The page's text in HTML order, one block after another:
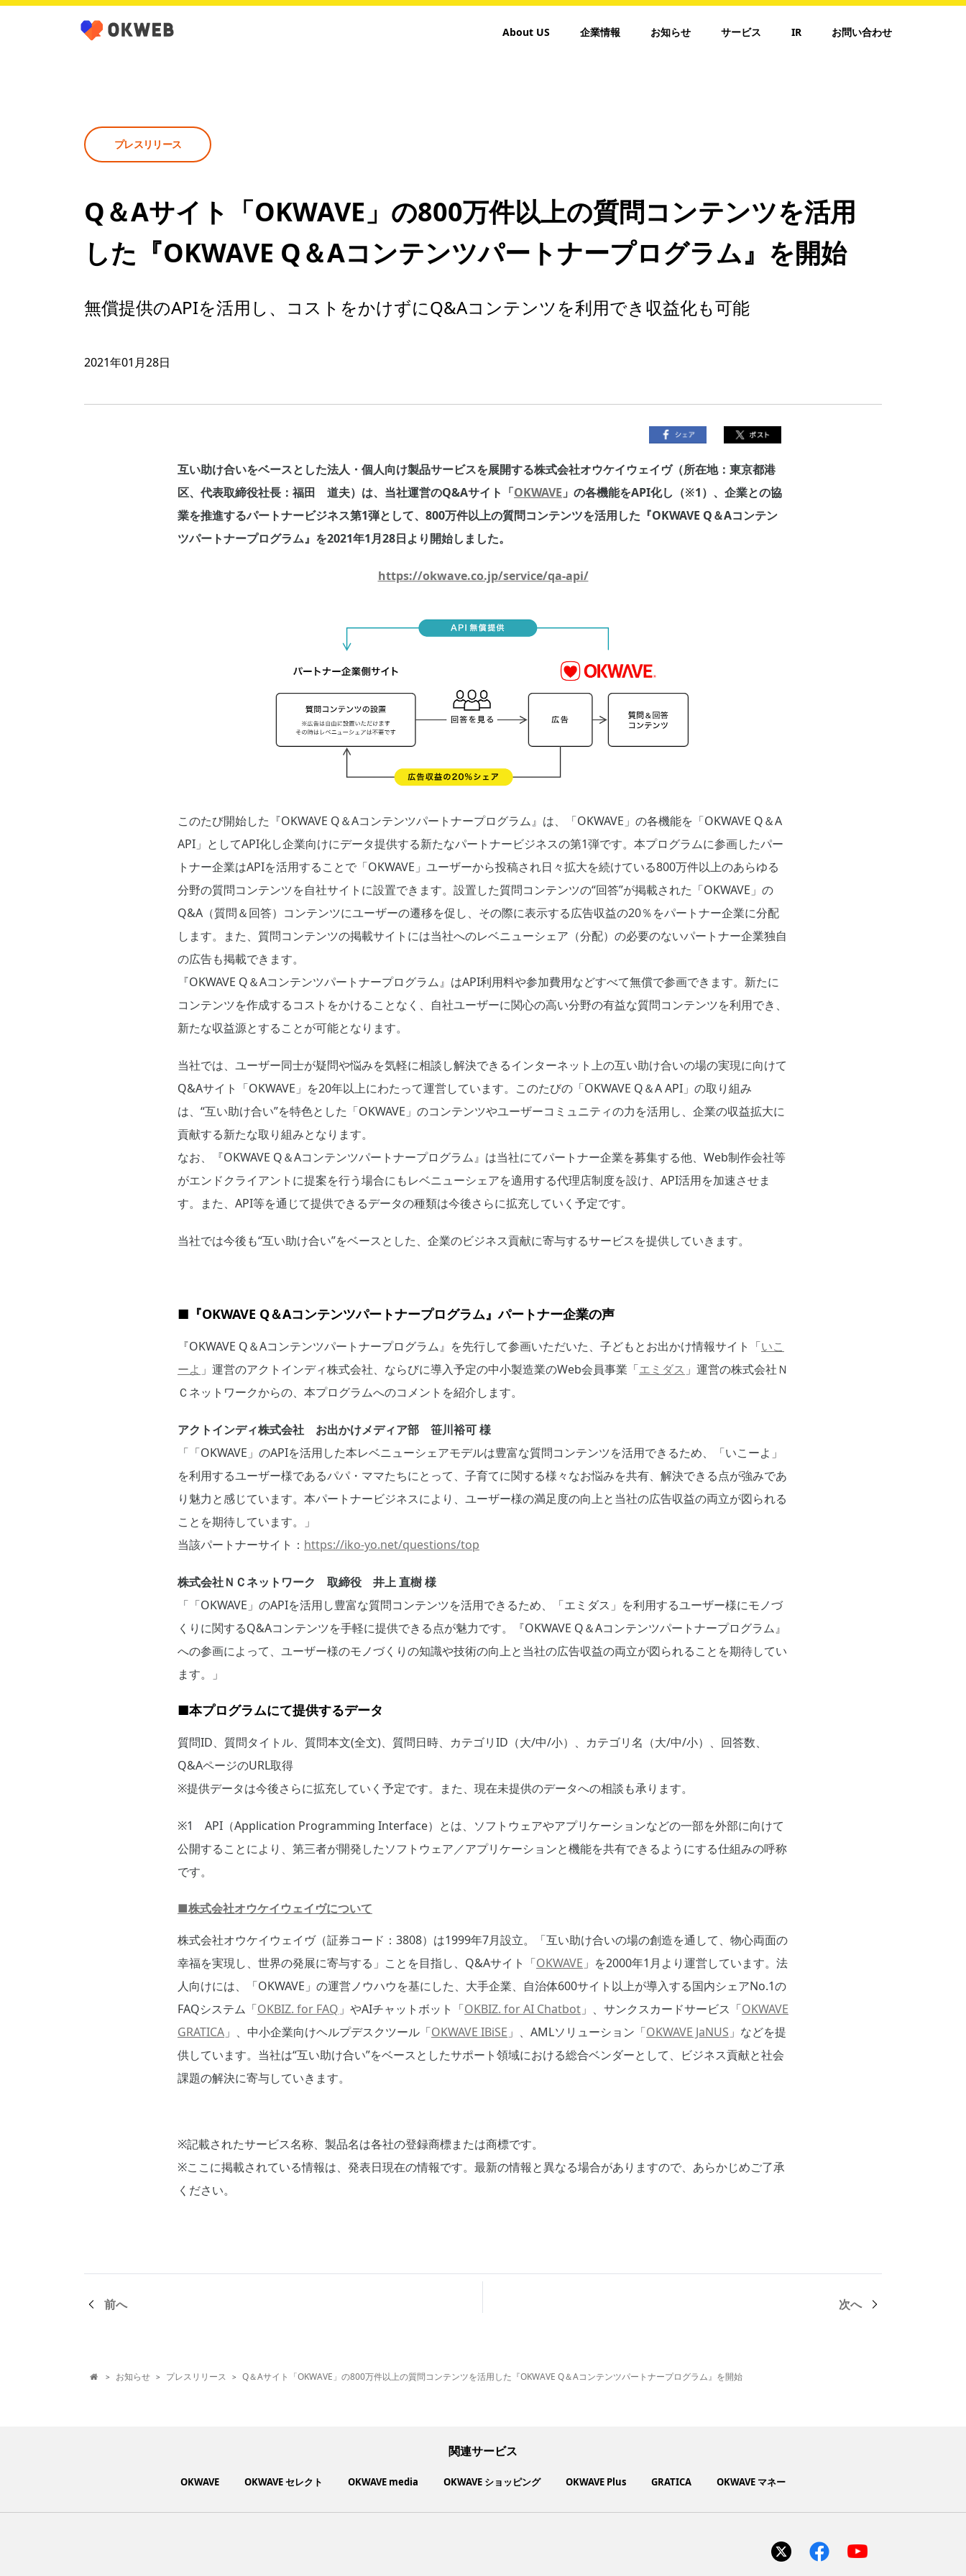
About US 企業情報 お知らせ サービス IR お問い合わせ
プレスリリース
Q＆Aサイト「OKWAVE」の800万件以上の質問コンテンツを活用
した『OKWAVE Q＆Aコンテンツパートナープログラム』を開始
無償提供のAPIを活用し、コストをかけずにQ&Aコンテンツを利用でき収益化も可能
2021年01月28日
互い助け合いをベースとした法人・個人向け製品サービスを展開する株式会社オウケイウェイヴ（所在地：東京都港
区、代表取締役社長：福田 道夫）は、当社運営のQ&Aサイト「OKWAVE 」の各機能をAPI化し（※1）、企業との協
業を推進するパートナービジネス第1弾として、800万件以上の質問コンテンツを活用した『OKWAVE Q＆Aコンテン
ツパートナープログラム』を2021年1月28日より開始しました。
https://okwave.co.jp/service/qa-api/
このたび開始した『OKWAVE Q＆Aコンテンツパートナープログラム』は、「OKWAVE」の各機能を「OKWAVE Q＆A
API」としてAPI化し企業向けにデータ提供する新たなパートナービジネスの第1弾です。本プログラムに参画したパー
トナー企業はAPIを活用することで「OKWAVE」ユーザーから投稿され日々拡大を続けている800万件以上のあらゆる
分野の質問コンテンツを自社サイトに設置できます。設置した質問コンテンツの“回答”が掲載された「OKWAVE」の
Q&A（質問＆回答）コンテンツにユーザーの遷移を促し、その際に表示する広告収益の20％をパートナー企業に分配
します。また、質問コンテンツの掲載サイトには当社へのレベニューシェア（分配）の必要のないパートナー企業独自
の広告も掲載できます。
『OKWAVE Q＆Aコンテンツパートナープログラム』はAPI利用料や参加費用などすべて無償で参画できます。新たに
コンテンツを作成するコストをかけることなく、自社ユーザーに関心の高い分野の有益な質問コンテンツを利用でき、
新たな収益源とすることが可能となります。
当社では、ユーザー同士が疑問や悩みを気軽に相談し解決できるインターネット上の互い助け合いの場の実現に向けて
Q&Aサイト「OKWAVE」を20年以上にわたって運営しています。このたびの「OKWAVE Q＆A API」の取り組み
は、“互い助け合い”を特色とした「OKWAVE」のコンテンツやユーザーコミュニティの力を活用し、企業の収益拡大に
貢献する新たな取り組みとなります。
なお、『OKWAVE Q＆Aコンテンツパートナープログラム』は当社にてパートナー企業を募集する他、Web制作会社等
がエンドクライアントに提案を行う場合にもレベニューシェアを適用する代理店制度を設け、API活用を加速させま
す。また、API等を通じて提供できるデータの種類は今後さらに拡充していく予定です。
当社では今後も“互い助け合い”をベースとした、企業のビジネス貢献に寄与するサービスを提供していきます。
■『OKWAVE Q＆Aコンテンツパートナープログラム』パートナー企業の声
『OKWAVE Q＆Aコンテンツパートナープログラム』を先行して参画いただいた、子どもとお出かけ情報サイト「いこ
ーよ 」運営のアクトインディ株式会社、ならびに導入予定の中小製造業のWeb会員事業「エミダス 」運営の株式会社Ｎ
Ｃネットワークからの、本プログラムへのコメントを紹介します。
アクトインディ株式会社 お出かけメディア部 笹川裕可 様
「「OKWAVE」のAPIを活用した本レベニューシェアモデルは豊富な質問コンテンツを活用できるため、「いこーよ」
を利用するユーザー様であるパパ・ママたちにとって、子育てに関する様々なお悩みを共有、解決できる点が強みであ
り魅力と感じています。本パートナービジネスにより、ユーザー様の満足度の向上と当社の広告収益の両立が図られる
ことを期待しています。」
当該パートナーサイト： https://iko-yo.net/questions/top
株式会社ＮＣネットワーク 取締役 井上 直樹 様
「「OKWAVE」のAPIを活用し豊富な質問コンテンツを活用できるため、「エミダス」を利用するユーザー様にモノづ
くりに関するQ&Aコンテンツを手軽に提供できる点が魅力です。『OKWAVE Q＆Aコンテンツパートナープログラム』
への参画によって、ユーザー様のモノづくりの知識や技術の向上と当社の広告収益の両立が図られることを期待してい
ます。」
■本プログラムにて提供するデータ
質問ID、質問タイトル、質問本文(全文)、質問日時、カテゴリID（大/中/小）、カテゴリ名（大/中/小）、回答数、
Q&AページのURL取得
※提供データは今後さらに拡充していく予定です。また、現在未提供のデータへの相談も承ります。
※1 API（Application Programming Interface）とは、ソフトウェアやアプリケーションなどの一部を外部に向けて
公開することにより、第三者が開発したソフトウェア／アプリケーションと機能を共有できるようにする仕組みの呼称
です。
■株式会社オウケイウェイヴについて
株式会社オウケイウェイヴ（証券コード：3808）は1999年7月設立。「互い助け合いの場の創造を通して、物心両面の
幸福を実現し、世界の発展に寄与する」ことを目指し、Q&Aサイト「OKWAVE 」を2000年1月より運営しています。法
人向けには、「OKWAVE」の運営ノウハウを基にした、大手企業、自治体600サイト以上が導入する国内シェアNo.1の
FAQシステム「OKBIZ. for FAQ 」やAIチャットボット「OKBIZ. for AI Chatbot 」、サンクスカードサービス「OKWAVE
GRATICA 」、中小企業向けヘルプデスクツール「OKWAVE IBiSE 」、AMLソリューション「OKWAVE JaNUS 」などを提
供しています。当社は“互い助け合い”をベースとしたサポート領域における総合ベンダーとして、ビジネス貢献と社会
課題の解決に寄与していきます。
※記載されたサービス名称、製品名は各社の登録商標または商標です。
※ここに掲載されている情報は、発表日現在の情報です。最新の情報と異なる場合がありますので、あらかじめご了承
ください。
前へ 次へ
 > お知らせ > プレスリリース > Q＆Aサイト「OKWAVE」の800万件以上の質問コンテンツを活用した『OKWAVE Q＆Aコンテンツパートナープログラム』を開始
関連サービス
OKWAVE OKWAVE セレクト OKWAVE media OKWAVE ショッピング OKWAVE Plus GRATICA OKWAVE マネー